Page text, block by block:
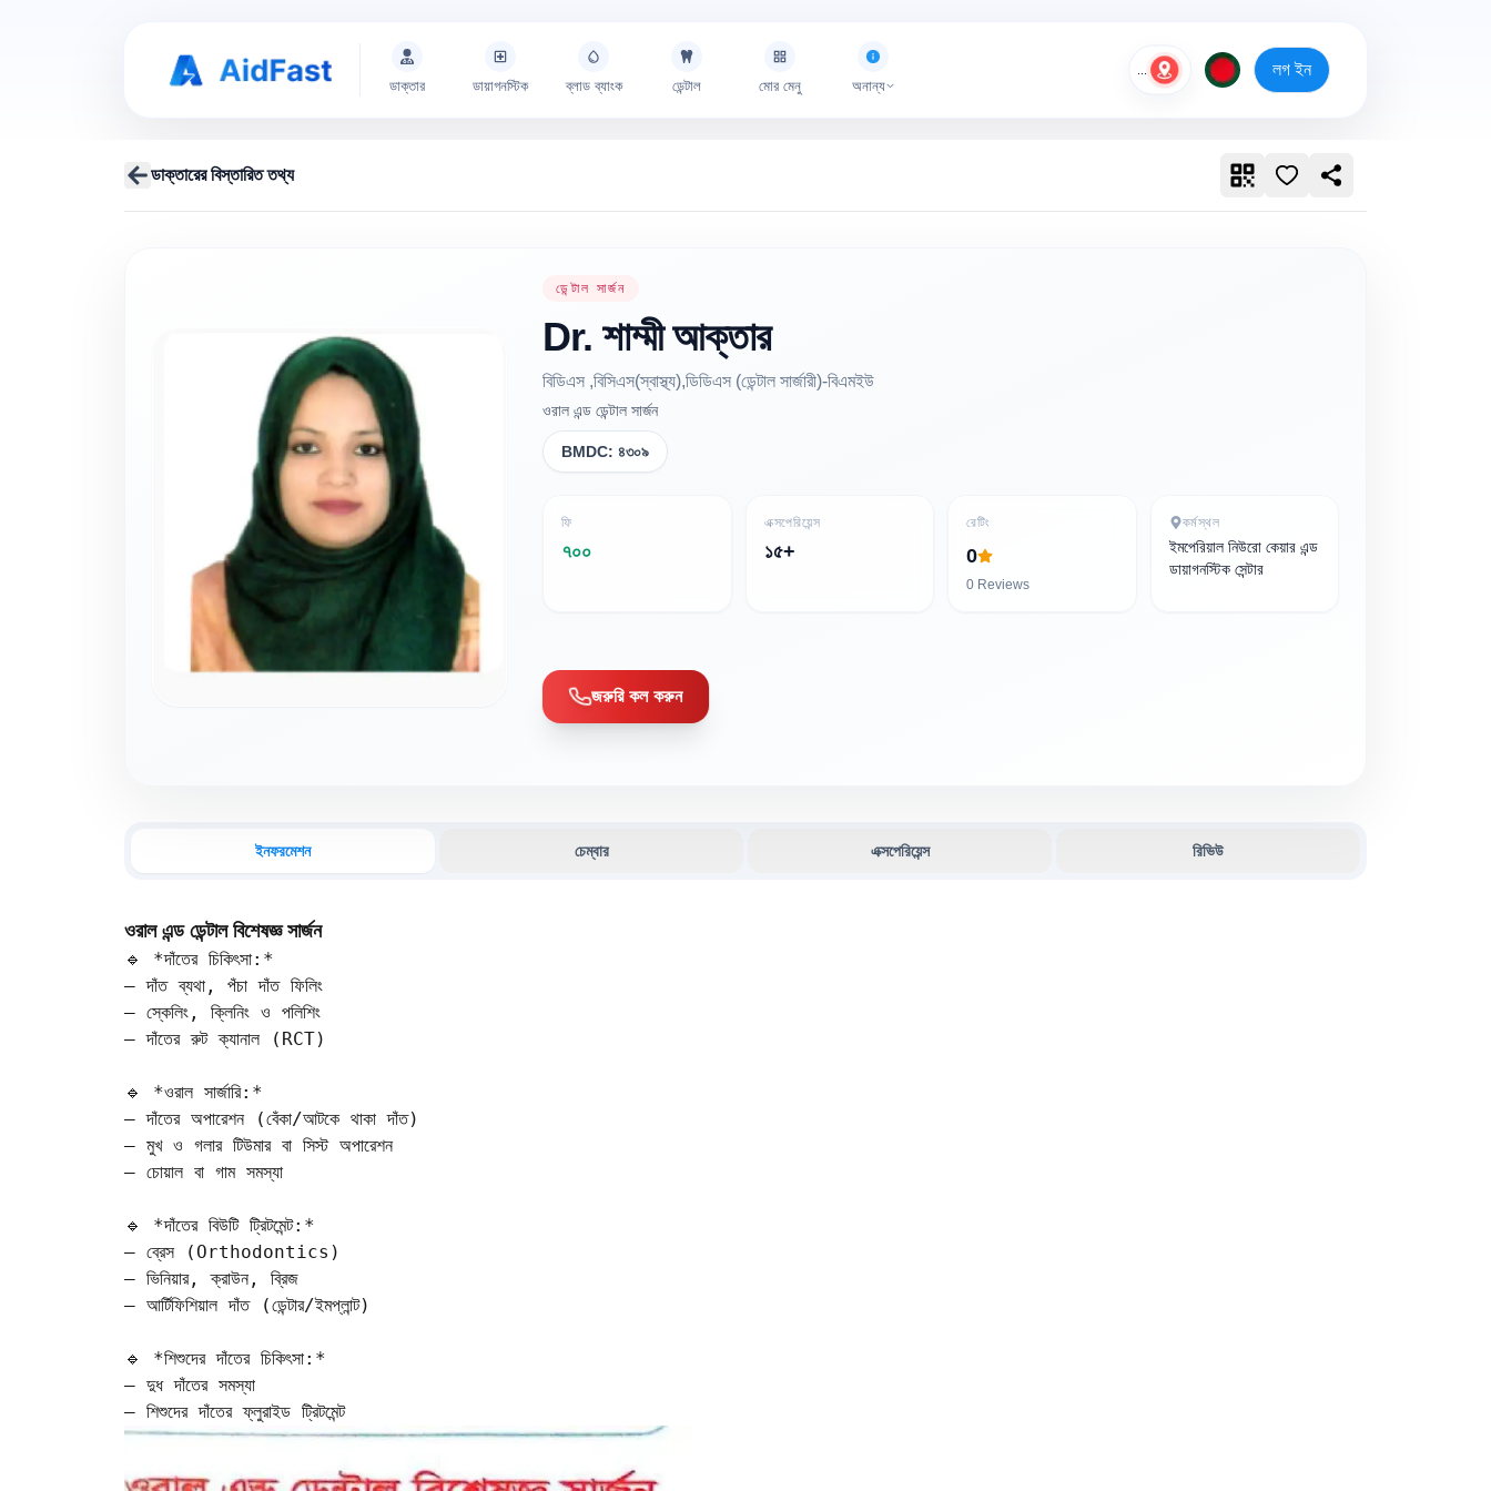
ডাক্তার ডায়াগনস্টিক ব্লাড ব্যাংক ডেন্টাল মোর মেনু অনান্য
লগ ইন
ডাক্তারের বিস্তারিত তথ্য
ডেন্টাল সার্জন
Dr. শাম্মী আক্তার
বিডিএস ,বিসিএস(স্বাস্থ্য),ডিডিএস (ডেন্টাল সার্জারী)-বিএমইউ
ওরাল এন্ড ডেন্টাল সার্জন
BMDC: ৪৩০৯
ফি
৭০০
এক্সপেরিয়েন্স
১৫+
রেটিং
0
0 Reviews
কর্মস্থল
ইমপেরিয়াল নিউরো কেয়ার এন্ড
ডায়াগনস্টিক সেন্টার
জরুরি কল করুন
ইনফরমেশন চেম্বার এক্সপেরিয়েন্স রিভিউ
ওরাল এন্ড ডেন্টাল বিশেষজ্ঞ সার্জন
🔹 *দাঁতের চিকিৎসা:*
– দাঁত ব্যথা, পঁচা দাঁত ফিলিং
– স্কেলিং, ক্লিনিং ও পলিশিং
– দাঁতের রুট ক্যানাল (RCT)
🔹 *ওরাল সার্জারি:*
– দাঁতের অপারেশন (বেঁকা/আটকে থাকা দাঁত)
– মুখ ও গলার টিউমার বা সিস্ট অপারেশন
– চোয়াল বা গাম সমস্যা
🔹 *দাঁতের বিউটি ট্রিটমেন্ট:*
– ব্রেস (Orthodontics)
– ভিনিয়ার, ক্রাউন, ব্রিজ
– আর্টিফিশিয়াল দাঁত (ডেন্টার/ইমপ্লান্ট)
🔹 *শিশুদের দাঁতের চিকিৎসা:*
– দুধ দাঁতের সমস্যা
– শিশুদের দাঁতের ফ্লুরাইড ট্রিটমেন্ট